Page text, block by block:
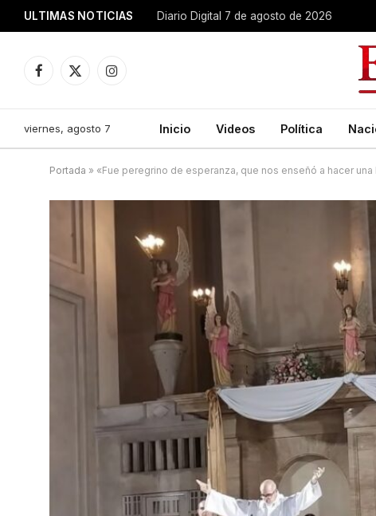
ULTIMAS NOTICIAS Diario Digital 7 de agosto de 2026
Facebook
X
Instagram
viernes, agosto 7 Inicio Videos Política
Portada » «Fue peregrino de esperanza, que nos enseñó a hacer una